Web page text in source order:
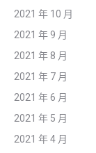
2021 年 10 月
2021 年 9 月
2021 年 8 月
2021 年 7 月
2021 年 6 月
2021 年 5 月
2021 年 4 月